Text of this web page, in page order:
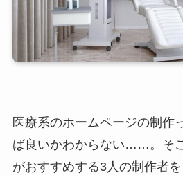
医療系のホームページの制作
ば良いかわからない……。そ
がおすすめする3人の制作者